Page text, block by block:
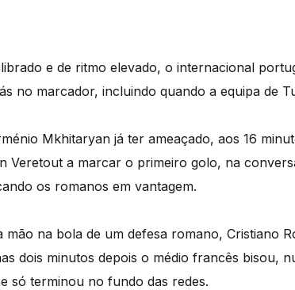
e de ritmo elevado, o internacional
no marcador, incluindo quando a equipa de
Mkhitaryan já ter ameaçado, aos 16
Veretout a marcar o primeiro golo, na
os romanos em vantagem.
mão na bola de um defesa romano, Cristiano
dois minutos depois o médio francês bisou,
só terminou no fundo das redes.